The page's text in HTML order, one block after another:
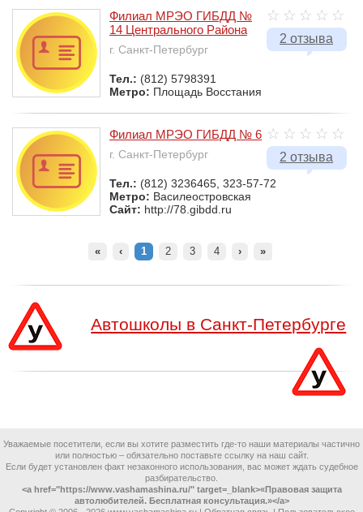
2 отзыва
Филиал МРЭО ГИБДД №
14 Центрального Района
г. Санкт-Петербург
Тел.: (812) 5798391
Метро: Площадь Восстания
2 отзыва
Филиал МРЭО ГИБДД № 6
г. Санкт-Петербург
Тел.: (812) 3236465, 323-57-72
Метро: Василеостровская
Сайт: http://78.gibdd.ru
« ‹ 1 2 3 4 › »
Автошколы в Санкт-Петербурге
Уважаемые посетители, если вы хотите разместить где-то наши материалы частично
или полностью – обязательно поставьте ссылку на наш сайт.
Если будет установлен факт незаконного использования, вас может ждать судебное
разбирательство.
<a href="https://www.vashamashina.ru/" target=_blank>«Правовая защита
автолюбителей. Бесплатная консультация.»</a>